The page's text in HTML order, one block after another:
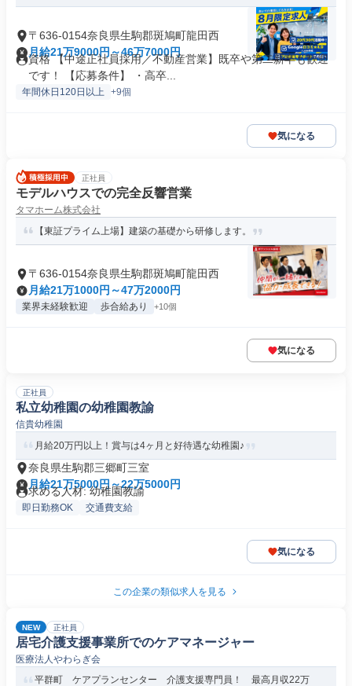
〒636-0154奈良県生駒郡斑鳩町龍田西
月給21万9000円～46万7000円
資格 【中途正社員採用／不動産営業】既卒や第二新卒も歓迎
です！ 【応募条件】 ・高卒...
年間休日120日以上 +9個
気になる
正社員
モデルハウスでの完全反響営業
タマホーム株式会社
【東証プライム上場】建築の基礎から研修します。
〒636-0154奈良県生駒郡斑鳩町龍田西
月給21万1000円～47万2000円
業界未経験歓迎 歩合給あり +10個
気になる
正社員
私立幼稚園の幼稚園教諭
信貴幼稚園
月給20万円以上！賞与は4ヶ月と好待遇な幼稚園♪
奈良県生駒郡三郷町三室
月給21万5000円～22万5000円
求める人材: 幼稚園教諭
即日勤務OK 交通費支給
気になる
この企業の類似求人を見る
NEW 正社員
居宅介護支援事業所でのケアマネージャー
医療法人やわらぎ会
平群町 ケアプランセンター 介護支援専門員！ 最高月収22万